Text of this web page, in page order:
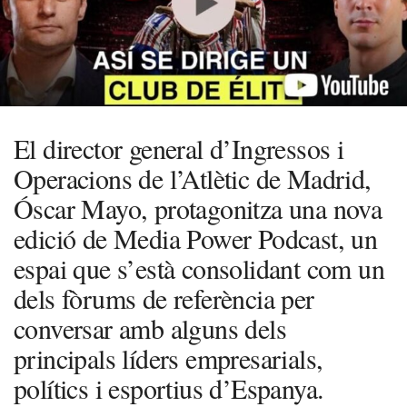
El director general d’Ingressos i
Operacions de l’Atlètic de Madrid,
Óscar Mayo, protagonitza una nova
edició de Media Power Podcast, un
espai que s’està consolidant com un
dels fòrums de referència per
conversar amb alguns dels
principals líders empresarials,
polítics i esportius d’Espanya.